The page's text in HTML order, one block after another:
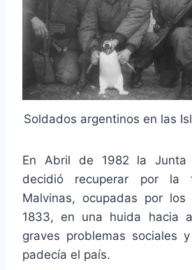
Soldados argentinos en las
En Abril de 1982 la Junta
decidió recuperar por la
Malvinas, ocupadas por los
1833, en una huida hacia
graves problemas sociales
padecía el país.